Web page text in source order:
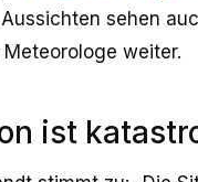
sehen
weiter.
ist